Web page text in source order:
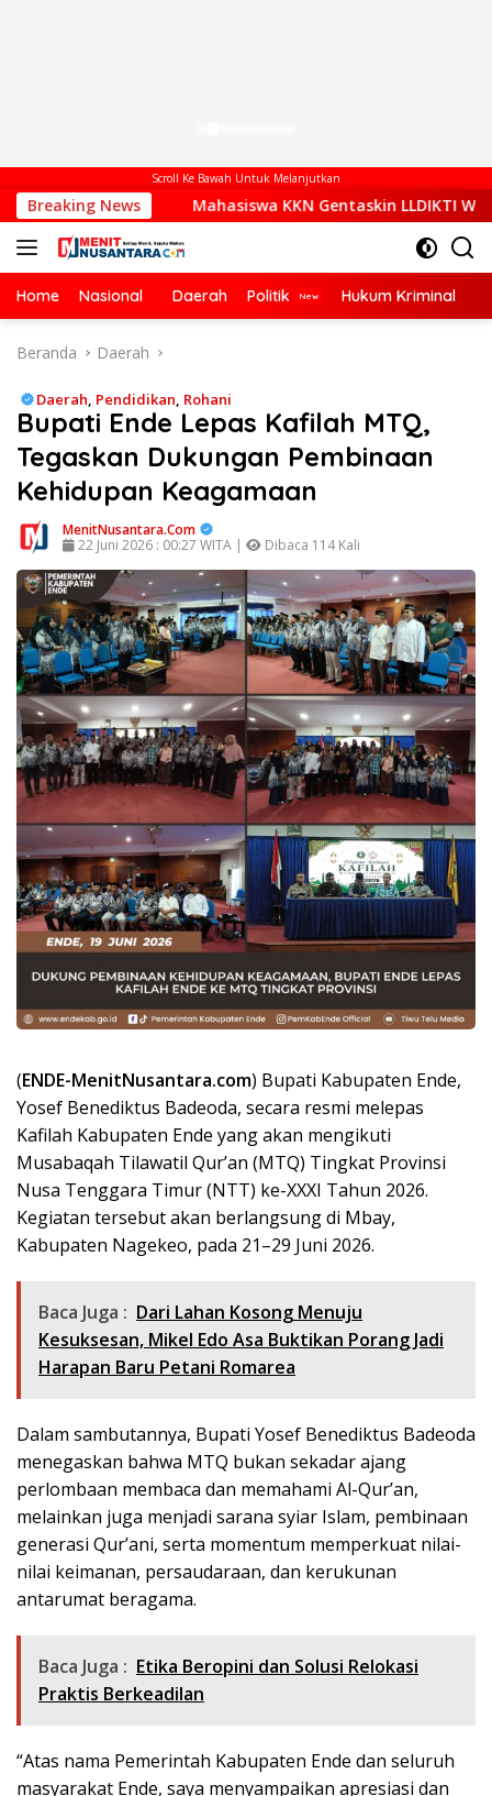
Scroll Ke Bawah Untuk Melanjutkan
Breaking News
Mahasiswa KKN Gentaskin LLDIKTI Wilayah XV
Home Nasional Daerah Politik Hukum Kriminal
Beranda Daerah
Daerah, Pendidikan, Rohani
Bupati Ende Lepas Kafilah MTQ,
Tegaskan Dukungan Pembinaan
Kehidupan Keagamaan
MenitNusantara.Com
22 Juni 2026 : 00:27 WITA |
Dibaca 114 Kali
(ENDE-MenitNusantara.com) Bupati Kabupaten Ende,
Yosef Benediktus Badeoda, secara resmi melepas
Kafilah Kabupaten Ende yang akan mengikuti
Musabaqah Tilawatil Qur’an (MTQ) Tingkat Provinsi
Nusa Tenggara Timur (NTT) ke-XXXI Tahun 2026.
Kegiatan tersebut akan berlangsung di Mbay,
Kabupaten Nagekeo, pada 21–29 Juni 2026.
Baca Juga : Dari Lahan Kosong Menuju
Kesuksesan, Mikel Edo Asa Buktikan Porang Jadi
Harapan Baru Petani Romarea
Dalam sambutannya, Bupati Yosef Benediktus Badeoda
menegaskan bahwa MTQ bukan sekadar ajang
perlombaan membaca dan memahami Al-Qur’an,
melainkan juga menjadi sarana syiar Islam, pembinaan
generasi Qur’ani, serta momentum memperkuat nilai-
nilai keimanan, persaudaraan, dan kerukunan
antarumat beragama.
Baca Juga : Etika Beropini dan Solusi Relokasi
Praktis Berkeadilan
“Atas nama Pemerintah Kabupaten Ende dan seluruh
masyarakat Ende, saya menyampaikan apresiasi dan